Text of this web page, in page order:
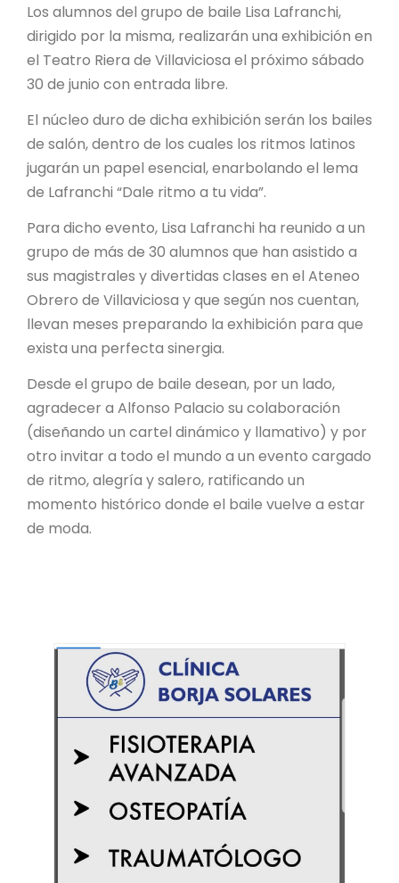
Los alumnos del grupo de baile Lisa Lafranchi,
dirigido por la misma, realizarán una exhibición en
el Teatro Riera de Villaviciosa el próximo sábado
30 de junio con entrada libre.
El núcleo duro de dicha exhibición serán los bailes
de salón, dentro de los cuales los ritmos latinos
jugarán un papel esencial, enarbolando el lema
de Lafranchi “Dale ritmo a tu vida”.
Para dicho evento, Lisa Lafranchi ha reunido a un
grupo de más de 30 alumnos que han asistido a
sus magistrales y divertidas clases en el Ateneo
Obrero de Villaviciosa y que según nos cuentan,
llevan meses preparando la exhibición para que
exista una perfecta sinergia.
Desde el grupo de baile desean, por un lado,
agradecer a Alfonso Palacio su colaboración
(diseñando un cartel dinámico y llamativo) y por
otro invitar a todo el mundo a un evento cargado
de ritmo, alegría y salero, ratificando un
momento histórico donde el baile vuelve a estar
de moda.